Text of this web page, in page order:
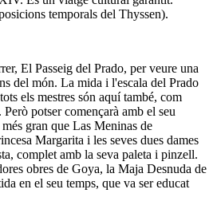
temporals del Thyssen).
El Passeig del Prado, per veure una
del món. La mida i l'escala del Prado
els mestres són aquí també, com
potser començarà amb el seu
gran que Las Meninas de
Margarita i les seves dues dames
complet amb la seva paleta i pinzell.
obres de Goya, la Maja Desnuda de
en el seu temps, que va ser educat